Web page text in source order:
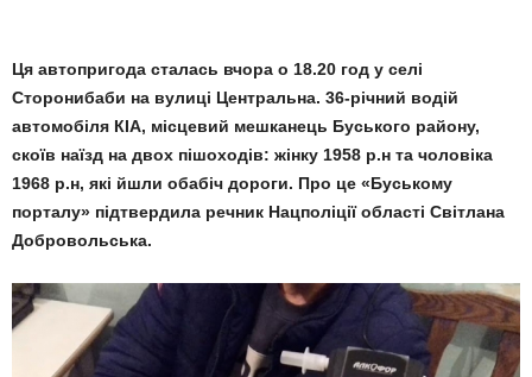
Ця автопригода сталась вчора о 18.20 год у селі
Сторонибаби на вулиці Центральна. 36-річний водій
автомобіля КІА, місцевий мешканець Буського району,
скоїв наїзд на двох пішоходів: жінку 1958 р.н та чоловіка
1968 р.н, які йшли обабіч дороги. Про це «Буському
порталу» підтвердила речник Нацполіції області Світлана
Добровольська.